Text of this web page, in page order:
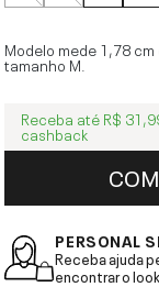
Modelo mede 1,78 cm
tamanho M
Receba até R$
cashback
PERSONAL
Receba ajuda
encontrar o